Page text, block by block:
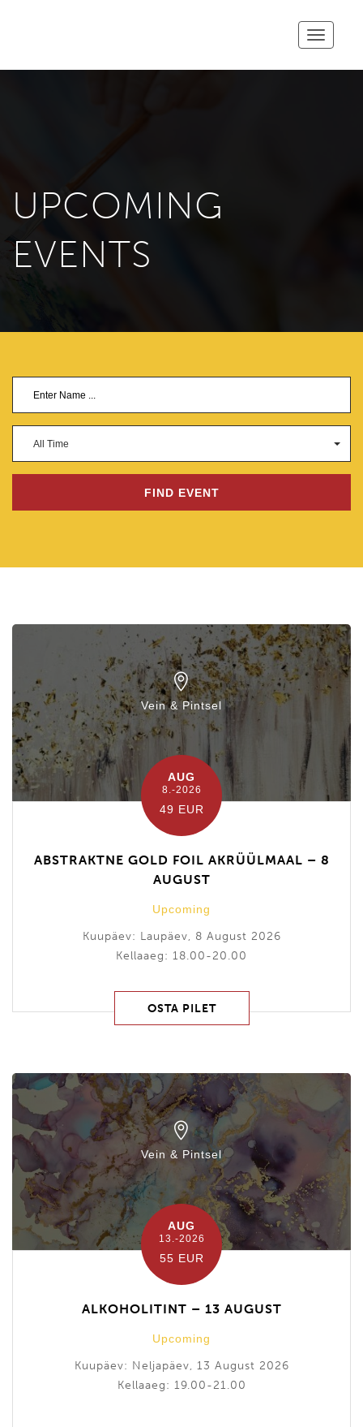
Toggle
UPCOMING
EVENTS
All Time
Vein & Pintsel
AUG
8.-2026
49 EUR
ABSTRAKTNE GOLD FOIL AKRÜÜLMAAL – 8
AUGUST
Upcoming
Kuupäev: Laupäev, 8 August 2026
Kellaaeg: 18.00-20.00
OSTA PILET
Vein & Pintsel
AUG
13.-2026
55 EUR
ALKOHOLITINT – 13 AUGUST
Upcoming
Kuupäev: Neljapäev, 13 August 2026
Kellaaeg: 19.00-21.00